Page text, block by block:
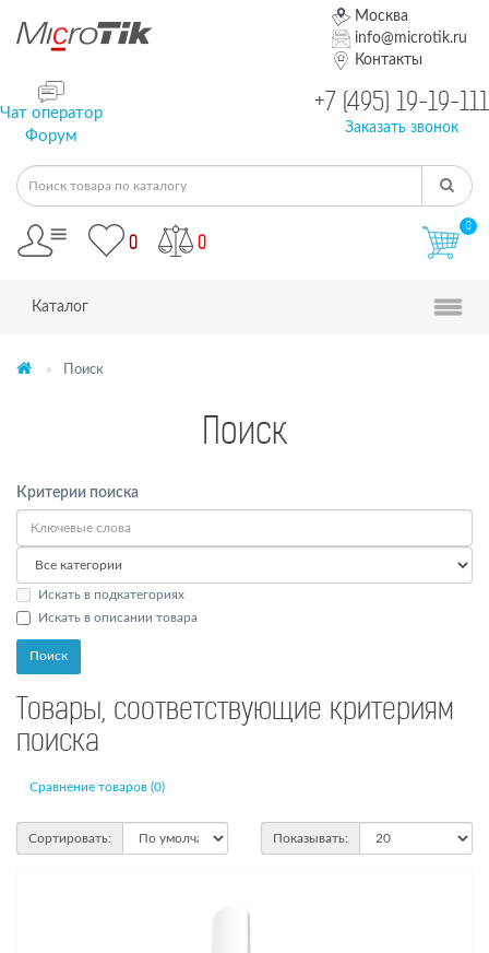
Москва
info@microtik.ru
Контакты
Чат оператор
Форум
+7 (495) 19-19-111
Заказать звонок
0 0
0
Каталог
Поиск
Поиск
Критерии поиска
Искать в подкатегориях
Искать в описании товара
Товары, соответствующие критериям
поиска
Сравнение товаров (0)
Сортировать: Показывать: